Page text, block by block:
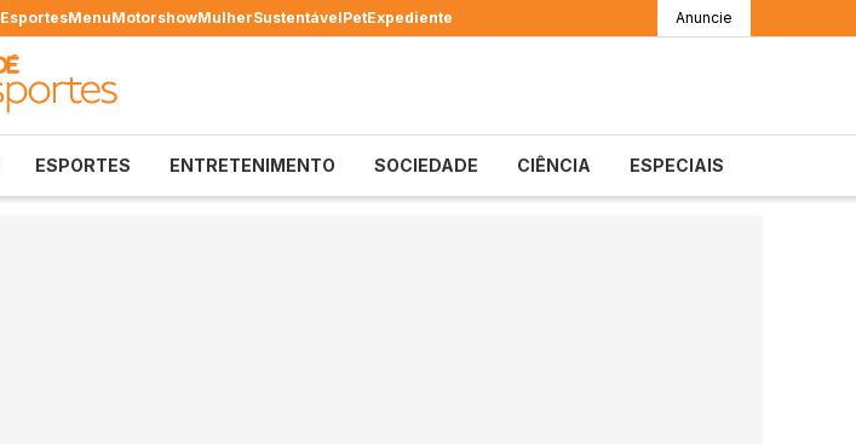
EsportesMenuMotorshowMulherSustentávelPetExpediente Anuncie
ESPORTES ENTRETENIMENTO SOCIEDADE CIÊNCIA ESPECIAIS